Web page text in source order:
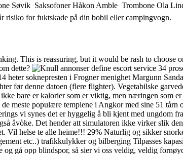
Søvik  Saksofoner Håkon Amble  Trombone
for fuktskade på din bobil eller campingvogn.
This is reassuring, but it would be rash to choose
dette?
34
heter soknepresten i Frogner menighet Margunn
før denne datoen (flere flighter). Vegetabilske
bare er kalorier som er viktig, men næringen som
meste populære templene i Angkor med sine 51 tårn
vi synes det er hyggelig å bli kjent med ungdom
åvòke. Det hender att simulatoren ikke virker slik
Vil helse te alle heime!!! 29% Naturlig og sikker
etc..) trafikkulykker og bilberging Tilpasses
gå opp blindspor, så sier vi oss veldig, veldig